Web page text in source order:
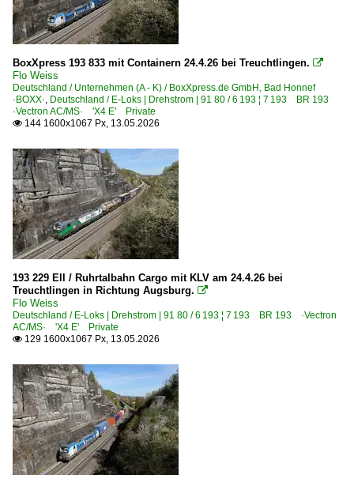
BoxXpress 193 833 mit Containern 24.4.26 bei Treuchtlingen. 
Flo Weiss
Deutschland / Unternehmen (A - K) / BoxXpress.de GmbH, Bad Honnef
·BOXX·, Deutschland / E-Loks | Drehstrom | 91 80 / 6 193 ¦ 7 193 BR 193
·Vectron AC/MS· 'X4 E' Private
 144 1600x1067 Px, 13.05.2026
193 229 Ell / Ruhrtalbahn Cargo mit KLV am 24.4.26 bei
Treuchtlingen in Richtung Augsburg. 
Flo Weiss
Deutschland / E-Loks | Drehstrom | 91 80 / 6 193 ¦ 7 193 BR 193 ·Vectron
AC/MS· 'X4 E' Private
 129 1600x1067 Px, 13.05.2026